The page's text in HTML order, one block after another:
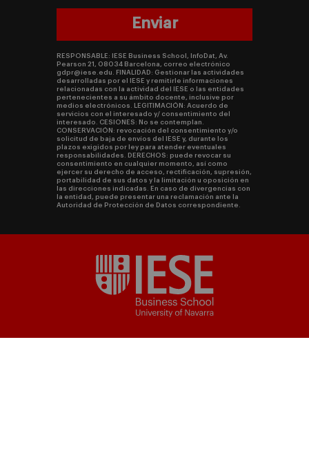
RESPONSABLE: IESE Business School, InfoDat, Av.
Pearson 21, 08034 Barcelona, correo electrónico
gdpr@iese.edu. FINALIDAD: Gestionar las actividades
desarrolladas por el IESE y remitirle informaciones
relacionadas con la actividad del IESE o las entidades
pertenecientes a su ámbito docente, inclusive por
medios electrónicos. LEGITIMACIÓN: Acuerdo de
servicios con el interesado y/ consentimiento del
interesado. CESIONES: No se contemplan.
CONSERVACIÓN: revocación del consentimiento y/o
solicitud de baja de envíos del IESE y, durante los
plazos exigidos por ley para atender eventuales
responsabilidades. DERECHOS: puede revocar su
consentimiento en cualquier momento, así como
ejercer su derecho de acceso, rectificación, supresión,
portabilidad de sus datos y la limitación u oposición en
las direcciones indicadas. En caso de divergencias con
la entidad, puede presentar una reclamación ante la
Autoridad de Protección de Datos correspondiente.